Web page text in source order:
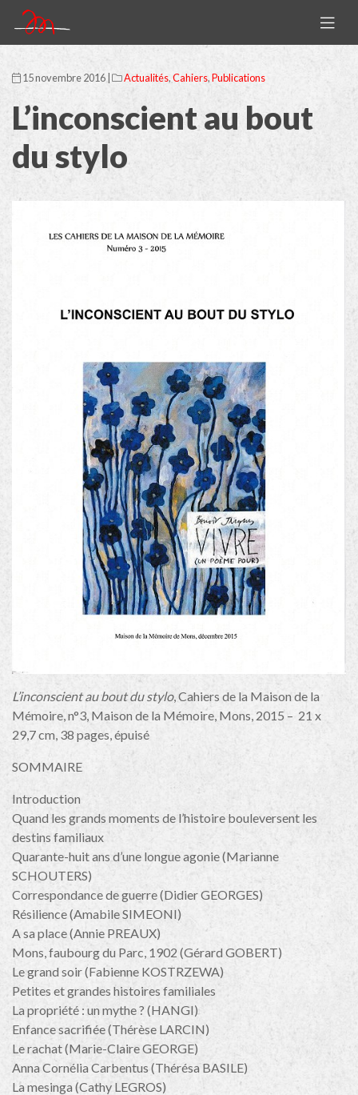
15 novembre 2016 | Actualités,Cahiers,Publications
L’inconscient au bout
du stylo
L’inconscient au bout du stylo, Cahiers de la Maison de la
Mémoire, n°3, Maison de la Mémoire, Mons, 2015 – 21 x
29,7 cm, 38 pages, épuisé
SOMMAIRE
Introduction
Quand les grands moments de l’histoire bouleversent les
destins familiaux
Quarante-huit ans d’une longue agonie (Marianne
SCHOUTERS)
Correspondance de guerre (Didier GEORGES)
Résilience (Amabile SIMEONI)
A sa place (Annie PREAUX)
Mons, faubourg du Parc, 1902 (Gérard GOBERT)
Le grand soir (Fabienne KOSTRZEWA)
Petites et grandes histoires familiales
La propriété : un mythe ? (HANGI)
Enfance sacrifiée (Thérèse LARCIN)
Le rachat (Marie-Claire GEORGE)
Anna Cornélia Carbentus (Thérésa BASILE)
La mesinga (Cathy LEGROS)